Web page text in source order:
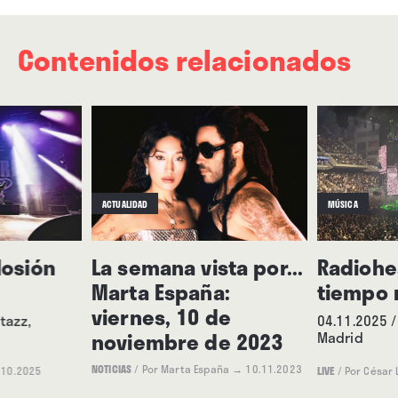
Contenidos relacionados
ACTUALIDAD
La semana vista por...
Marta España:
viernes, 10 de
noviembre de 2023
NOTICIAS/ Por Marta España → 10.11.2023
MÚSICA
tiempo
04.11.2025
Madrid
LIVE / Por César